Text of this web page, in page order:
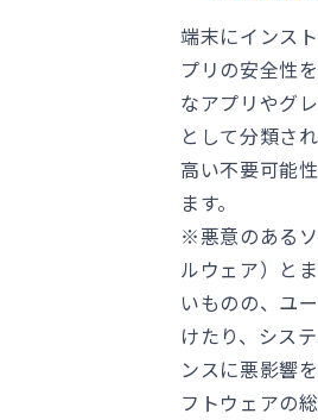
端末にインス
プリの安全性
なアプリやグ
として分類さ
高い不要可能
ます。
※悪意のある
ルウェア）と
いものの、ユ
けたり、シス
ンスに悪影響
フトウェアの